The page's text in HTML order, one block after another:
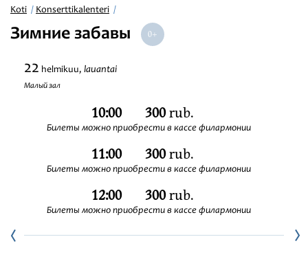
Filharmonia
Festivaalit
Koti Konserttikalenteri
Зимние забавы
22 helmikuu, lauantai
Малый зал
10:00 300rub.
Билеты можно приобрести в кассе филармонии
11:00 300rub.
Билеты можно приобрести в кассе филармонии
12:00 300rub.
Билеты можно приобрести в кассе филармонии